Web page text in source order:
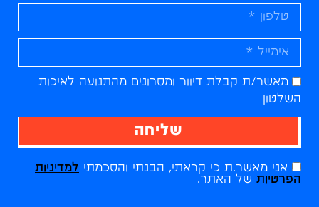
מאשר/ת קבלת דיוור ומסרונים מהתנועה לאיכות
השלטון
אני מאשר.ת כי קראתי, הבנתי והסכמתי למדיניות
הפרטיות של האתר.
שליחה